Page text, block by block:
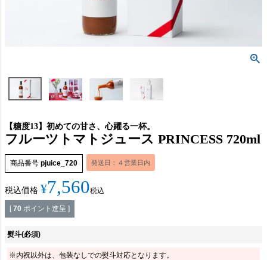
【糖度13】初めての甘さ、心躍る一杯。
フルーツトマトジュース PRINCESS 720ml
商品番号 pjuice_720 発送日：４営業日内
税込価格 ¥7,560税込
[ 70 ポイント進呈 ]
熨斗(必須)
※内祝以外は、包装なしでの熨斗対応となります。